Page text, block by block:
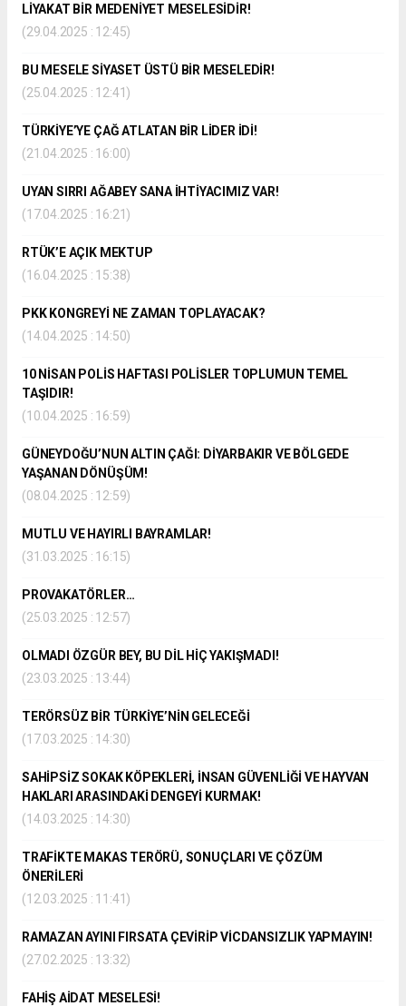
LİYAKAT BİR MEDENİYET MESELESİDİR!
(29.04.2025 : 12:45)
BU MESELE SİYASET ÜSTÜ BİR MESELEDİR!
(25.04.2025 : 12:41)
TÜRKİYE’YE ÇAĞ ATLATAN BİR LİDER İDİ!
(21.04.2025 : 16:00)
UYAN SIRRI AĞABEY SANA İHTİYACIMIZ VAR!
(17.04.2025 : 16:21)
RTÜK’E AÇIK MEKTUP
(16.04.2025 : 15:38)
PKK KONGREYİ NE ZAMAN TOPLAYACAK?
(14.04.2025 : 14:50)
10 NİSAN POLİS HAFTASI POLİSLER TOPLUMUN TEMEL
TAŞIDIR!
(10.04.2025 : 16:59)
GÜNEYDOĞU’NUN ALTIN ÇAĞI: DİYARBAKIR VE BÖLGEDE
YAŞANAN DÖNÜŞÜM!
(08.04.2025 : 12:59)
MUTLU VE HAYIRLI BAYRAMLAR!
(31.03.2025 : 16:15)
PROVAKATÖRLER…
(25.03.2025 : 12:57)
OLMADI ÖZGÜR BEY, BU DİL HİÇ YAKIŞMADI!
(23.03.2025 : 13:44)
TERÖRSÜZ BİR TÜRKİYE’NİN GELECEĞİ
(17.03.2025 : 14:30)
SAHİPSİZ SOKAK KÖPEKLERİ, İNSAN GÜVENLİĞİ VE HAYVAN
HAKLARI ARASINDAKİ DENGEYİ KURMAK!
(14.03.2025 : 14:30)
TRAFİKTE MAKAS TERÖRÜ, SONUÇLARI VE ÇÖZÜM
ÖNERİLERİ
(12.03.2025 : 11:41)
RAMAZAN AYINI FIRSATA ÇEVİRİP VİCDANSIZLIK YAPMAYIN!
(27.02.2025 : 13:32)
FAHİŞ AİDAT MESELESİ!